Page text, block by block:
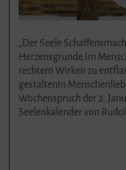
„Der Seele
Herzensgrunde,Im
rechtem Wirken zu
gestaltenIn
Wochenspruch der 2.
Seelenkalender von